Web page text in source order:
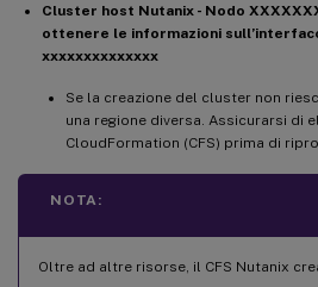
Microsoft.Nutanix/
Microsoft.Nutanix/
Microsoft.Network/
Microsoft.Network/
Microsoft.Network/
Microsoft.Network/
-
Cluster host Nutanix - Nodo
ottenere le informazioni
xxxxxxxxxxxxxx
Se la creazione del cluster non
una regione diversa. Assicurarsi di
CloudFormation (CFS) prima di
NOTA:
Oltre ad altre risorse, il CFS Nutanix